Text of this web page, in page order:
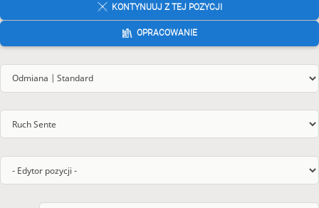
KONTYNUUJ Z TEJ POZYCJI
OPRACOWANIE